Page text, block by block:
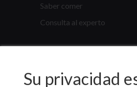
Su privacidad
Saber comer
Consulta al experto